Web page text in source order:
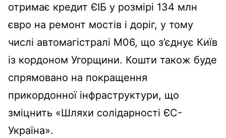
отримає кредит ЄІБ у розмірі 134 млн
євро на ремонт мостів і доріг, у тому
числі автомагістралі M06, що з’єднує Київ
із кордоном Угорщини. Кошти також буде
спрямовано на покращення
прикордонної інфраструктури, що
зміцнить «Шляхи солідарності ЄС-
Україна».